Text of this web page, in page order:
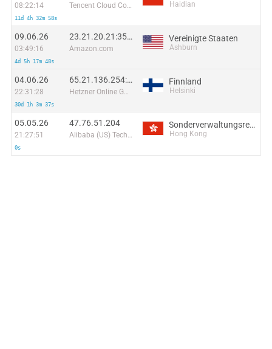
08:22:14
11d 4h 32m 58s
Tencent Cloud Computing (Beijing) Co Haidian
09.06.26
03:49:16
4d 5h 17m 48s
23.21.20.21:3521
Amazon.com
Vereinigte Staaten
Ashburn
04.06.26
22:31:28
30d 1h 3m 37s
65.21.136.254:60066
Hetzner Online GmbH
Finnland
Helsinki
05.05.26
21:27:51
0s
47.76.51.204
Alibaba (US) Technology Co., Ltd.
Sonderverwaltungsregion Hongkong
Hong Kong